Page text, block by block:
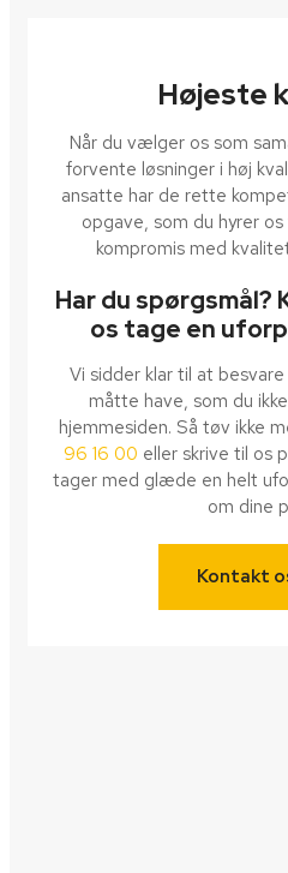
Højeste
Når du vælger os som
forvente løsninger i høj
ansatte har de rette
opgave, som du hyrer
kompromis med
Har du spørgsmål?
os tage en
Vi sidder klar til at
måtte have, som du
hjemmesiden. Så tøv ikke
96 16 00 eller skrive til os
tager med glæde en helt
om dine
Kontakt